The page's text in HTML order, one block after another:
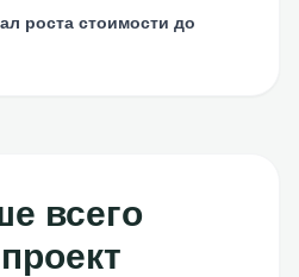
роста стоимости до
всего